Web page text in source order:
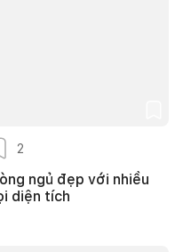
2
ngủ đẹp với nhiều
diện tích